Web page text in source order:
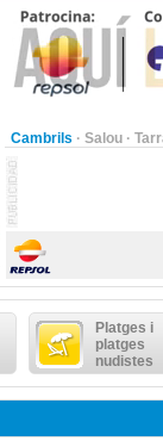
Cambrils · Salou ·
Platges i
platges
nudistes